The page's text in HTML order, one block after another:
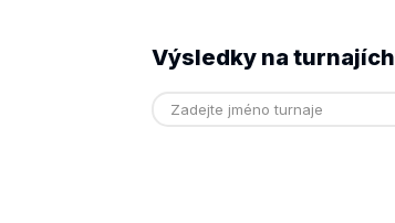
Výsledky na turnajích